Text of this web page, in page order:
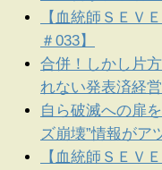
【血統師ＳＥＶ
＃033】
合併！しかし片
れない発表済経
自ら破滅への扉
ズ崩壊”情報がア
【血統師ＳＥＶ